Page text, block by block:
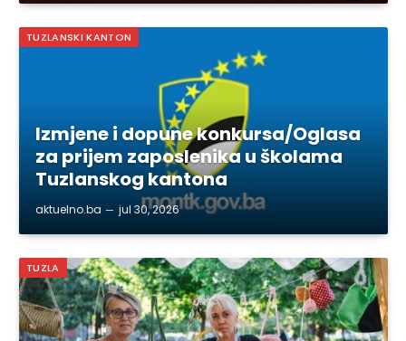
TUZLANSKI KANTON
Izmjene i dopune konkursa/Oglasa
za prijem zaposlenika u školama
Tuzlanskog kantona
aktuelno.ba jul 30, 2026
TUZLA